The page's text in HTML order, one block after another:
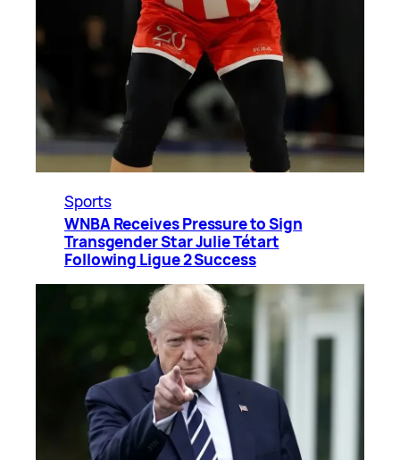
Sports
WNBA Receives Pressure to Sign
Transgender Star Julie Tétart
Following Ligue 2 Success